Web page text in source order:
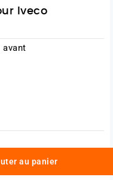
Iveco
avant
au panier